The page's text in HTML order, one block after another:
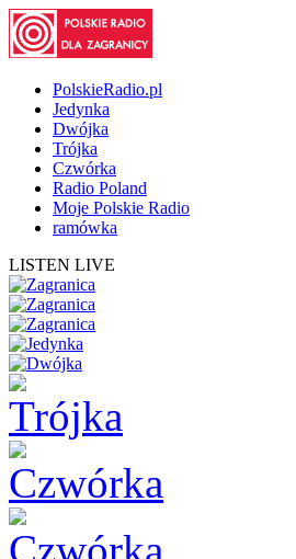
PolskieRadio.pl
Jedynka
Dwójka
Trójka
Czwórka
Radio Poland
Moje Polskie Radio
ramówka
LISTEN LIVE